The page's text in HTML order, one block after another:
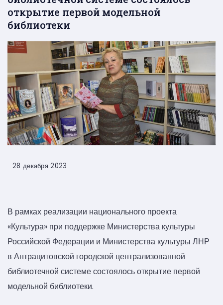
открытие первой модельной
библиотеки
28 декабря 2023
В рамках реализации национального проекта
«Культура» при поддержке Министерства культуры
Российской Федерации и Министерства культуры ЛНР
в Антрацитовской городской централизованной
библиотечной системе состоялось открытие первой
модельной библиотеки.